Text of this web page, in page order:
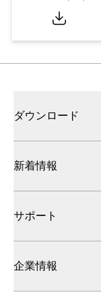
ダウンロード
新着情報
サポート
企業情報